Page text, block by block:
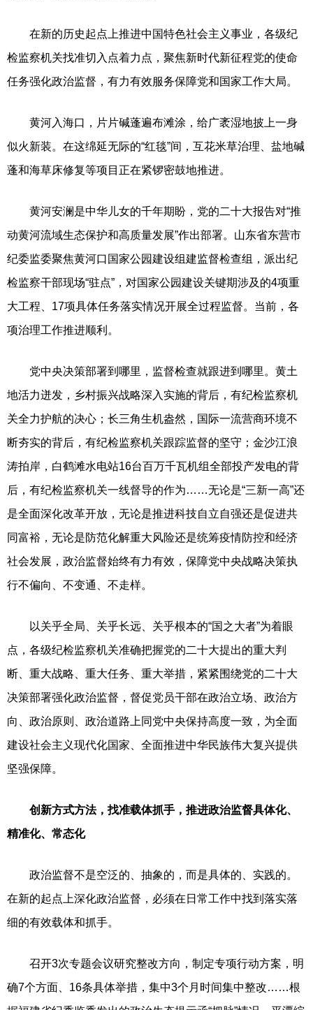
在新的历史起点上推进中国特色社会主义事业，各级纪
检监察机关找准切入点着力点，聚焦新时代新征程党的使命
任务强化政治监督，有力有效服务保障党和国家工作大局。
黄河入海口，片片碱蓬遍布滩涂，给广袤湿地披上一身
似火新装。在这绵延无际的“红毯”间，互花米草治理、盐地碱
蓬和海草床修复等项目正在紧锣密鼓地推进。
黄河安澜是中华儿女的千年期盼，党的二十大报告对“推
动黄河流域生态保护和高质量发展”作出部署。山东省东营市
纪委监委聚焦黄河口国家公园建设组建监督检查组，派出纪
检监察干部现场“驻点”，对国家公园建设关键期涉及的4项重
大工程、17项具体任务落实情况开展全过程监督。当前，各
项治理工作推进顺利。
党中央决策部署到哪里，监督检查就跟进到哪里。黄土
地活力迸发，乡村振兴战略深入实施的背后，有纪检监察机
关全力护航的决心；长三角生机盎然，国际一流营商环境不
断夯实的背后，有纪检监察机关跟踪监督的坚守；金沙江浪
涛拍岸，白鹤滩水电站16台百万千瓦机组全部投产发电的背
后，有纪检监察机关一线督导的作为……无论是“三新一高”还
是全面深化改革开放，无论是推进科技自立自强还是促进共
同富裕，无论是防范化解重大风险还是统筹疫情防控和经济
社会发展，政治监督始终有力有效，保障党中央战略决策执
行不偏向、不变通、不走样。
以关乎全局、关乎长远、关乎根本的“国之大者”为着眼
点，各级纪检监察机关准确把握党的二十大提出的重大判
断、重大战略、重大任务、重大举措，紧紧围绕党的二十大
决策部署强化政治监督，督促党员干部在政治立场、政治方
向、政治原则、政治道路上同党中央保持高度一致，为全面
建设社会主义现代化国家、全面推进中华民族伟大复兴提供
坚强保障。
创新方式方法，找准载体抓手，推进政治监督具体化、
精准化、常态化
政治监督不是空泛的、抽象的，而是具体的、实践的。
在新的起点上深化政治监督，必须在日常工作中找到落实落
细的有效载体和抓手。
召开3次专题会议研究整改方向，制定专项行动方案，明
确7个方面、16条具体举措，集中3个月时间集中整改……根